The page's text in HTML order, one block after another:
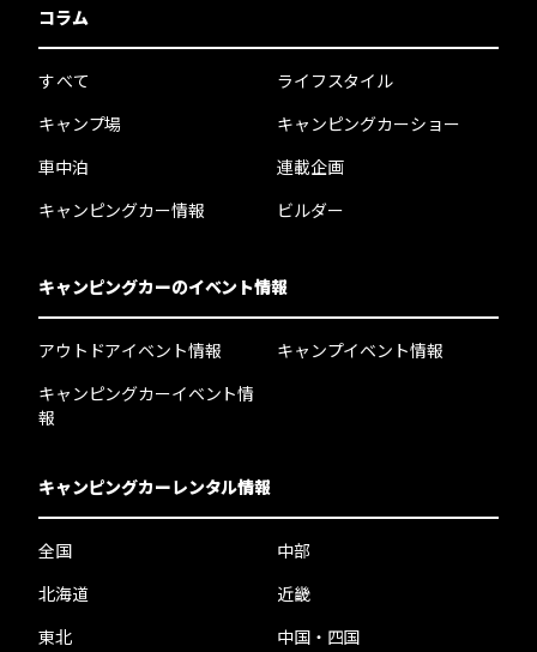
コラム
すべて
キャンプ場
車中泊
キャンピングカー情報
ライフスタイル
キャンピングカーショー
連載企画
ビルダー
キャンピングカーのイベント情報
アウトドアイベント情報
キャンピングカーイベント情
報
キャンプイベント情報
キャンピングカーレンタル情報
全国
北海道
東北
中部
近畿
中国・四国